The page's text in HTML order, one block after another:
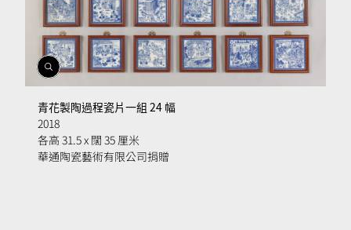
開
啟
相
簿
青花製陶過程瓷片一組 24 幅
2018
各高 31.5 x 闊 35 厘米
華通陶瓷藝術有限公司捐贈